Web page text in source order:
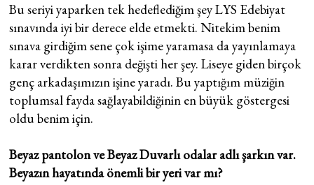
Bu seriyi yaparken tek hedeflediğim şey LYS Edebiyat
sınavında iyi bir derece elde etmekti. Nitekim benim
sınava girdiğim sene çok işime yaramasa da yayınlamaya
karar verdikten sonra değişti her şey. Liseye giden birçok
genç arkadaşımızın işine yaradı. Bu yaptığım müziğin
toplumsal fayda sağlayabildiğinin en büyük göstergesi
oldu benim için.
Beyaz pantolon ve Beyaz Duvarlı odalar adlı şarkın var.
Beyazın hayatında önemli bir yeri var mı?